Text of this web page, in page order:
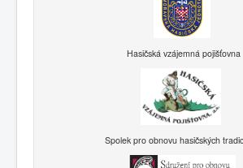
Hasičská vzájemná pojišťovna
Spolek pro obnovu hasičských